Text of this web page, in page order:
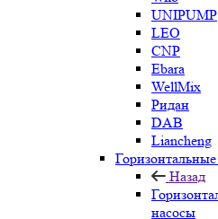
UNIPUMP
LEO
CNP
Ebara
WellMix
Ридан
DAB
Liancheng
Назад
насосы